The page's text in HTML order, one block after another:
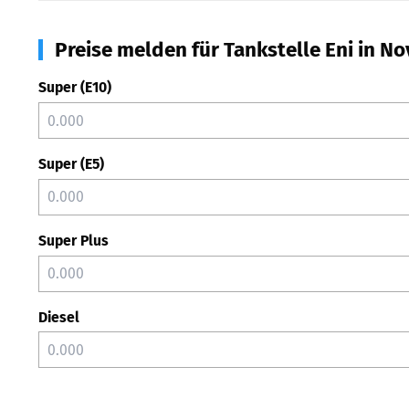
Preise melden für Tankstelle Eni in
Super (E10)
Super (E5)
Super Plus
Diesel